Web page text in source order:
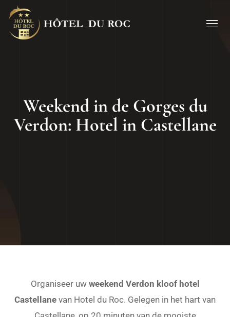
Weekend in de Gorges du
Verdon: Hotel in Castellane
Organiseer uw weekend Verdon kloof hotel
Castellane van Hotel du Roc. Gelegen in het hart van